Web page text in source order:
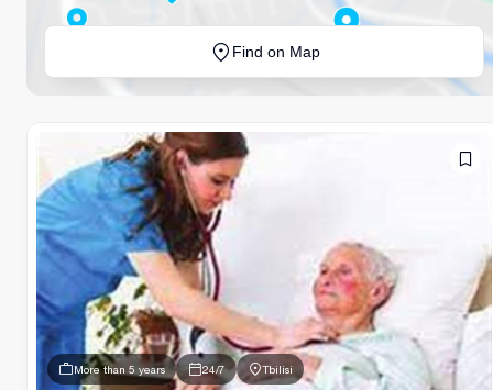
Find on Map
More than 5 years 24/7 Tbilisi